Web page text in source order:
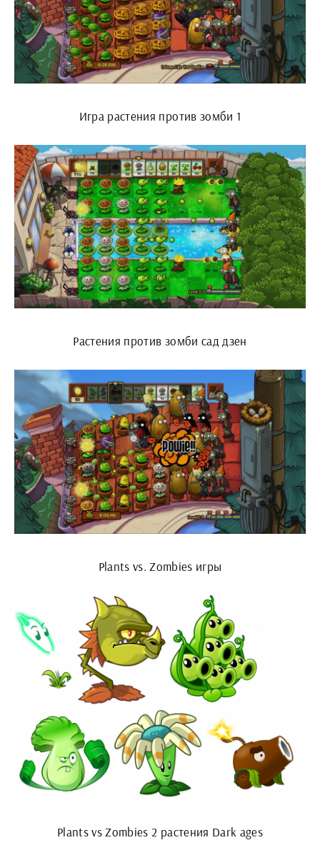
Игра растения против зомби 1
Растения против зомби сад дзен
Plants vs. Zombies игры
Plants vs Zombies 2 растения Dark ages